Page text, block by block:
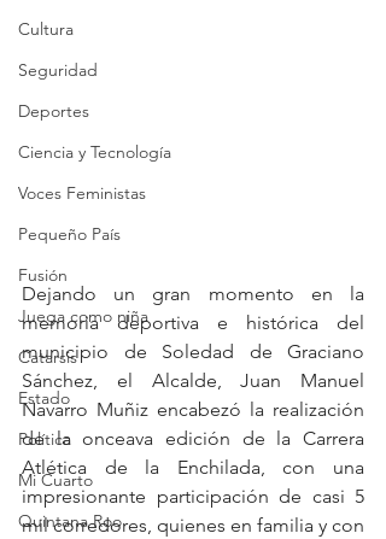
Cultura
Seguridad
Deportes
Ciencia y Tecnología
Voces Feministas
Pequeño País
Fusión
Juega como niña
Catarsis
Estado
Política
Mi Cuarto
Quintana Roo
Dejando un gran momento en la
memoria deportiva e histórica del
municipio de Soledad de Graciano
Sánchez, el Alcalde, Juan Manuel
Navarro Muñiz encabezó la realización
de la onceava edición de la Carrera
Atlética de la Enchilada, con una
impresionante participación de casi 5
mil corredores, quienes en familia y con